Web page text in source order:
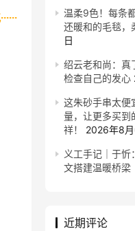
温柔9色！每条
还暖和的毛毯，
日
绍云老和尚：真
检查自己的发心
这朱砂手串太便
量，让更多买到
祥！
2026年8
义工手记｜于忻
文搭建温暖桥梁
近期评论